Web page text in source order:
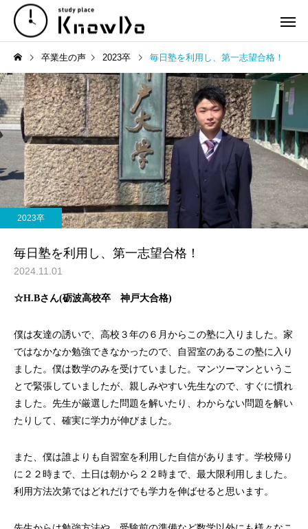
卒業生の声 2023卒 毎日塾を利用し、第一志望合格！
2023卒
毎日塾を利用し、第一志望合格！
2024.11.01
☆H.Bさん(砺波高校卒 神戸大合格)
僕は友達の誘いで、高校３年の６月からこの塾に入りました。家
ではなかなか勉強できなかったので、自習室のあるこの塾に入り
ました。僕は数学のみを受けていました。マンツーマンというこ
とで緊張していましたが、親しみやすい先生なので、すぐに慣れ
ました。先生が厳選した問題を解いたり、わからない問題を解い
たりして、確実に学力が伸びました。
また、僕は誰よりも自習室を利用した自信があります。学校帰り
に２２時まで、土日は朝から２２時まで、最大限利用しました。
利用方法次第ではどれだけでも学力を伸ばせると思います。